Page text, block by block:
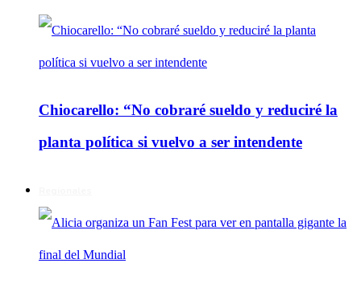
Chiocarello: “No cobraré sueldo y reduciré la
planta política si vuelvo a ser intendente